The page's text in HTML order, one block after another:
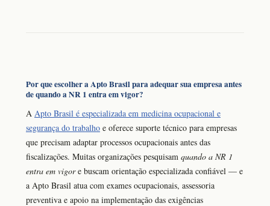
Por que escolher a Apto Brasil para adequar sua empresa antes
de quando a NR 1 entra em vigor?
A Apto Brasil é especializada em medicina ocupacional e
segurança do trabalho e oferece suporte técnico para empresas
que precisam adaptar processos ocupacionais antes das
fiscalizações. Muitas organizações pesquisam quando a NR 1
entra em vigore buscam orientação especializada confiável — e
a Apto Brasil atua com exames ocupacionais, assessoria
preventiva e apoio na implementação das exigências